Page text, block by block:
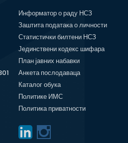
Информатор о раду НСЗ
Заштита података о личности
Статистички билтени НСЗ
Јединствени кодекс шифара
План јавних набавки
Анкета послодаваца
Каталог обука
Политике ИМС
Политика приватности